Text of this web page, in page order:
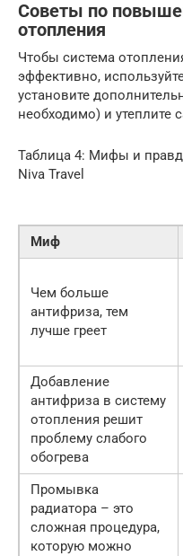
Советы по
отопления
Чтобы система
эффективно,
установите
необходимо) и утеплите
Таблица 4: Мифы и
Niva Travel
Миф
Чем больше
антифриза, тем
лучше греет
Добавление
антифриза в систему
отопления решит
проблему слабого
обогрева
Промывка
радиатора – это
сложная процедура,
которую можно